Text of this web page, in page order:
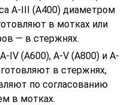
A-III (А400) диаметром
в мотках или
— в стержнях.
IV (А600), A-V (А800) и А-
в стержнях,
по согласованию
в мотках.